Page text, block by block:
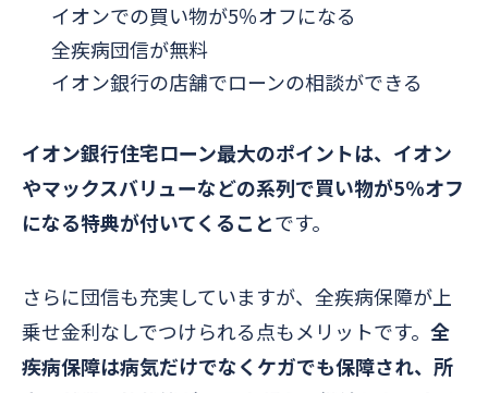
イオンでの買い物が5％オフになる
全疾病団信が無料
イオン銀行の店舗でローンの相談ができる
イオン銀行住宅ローン最大のポイントは、イオン
やマックスバリューなどの系列で買い物が5％オフ
になる特典が付いてくることです。
さらに団信も充実していますが、全疾病保障が上
乗せ金利なしでつけられる点もメリットです。 全
疾病保障は病気だけでなくケガでも保障され、所